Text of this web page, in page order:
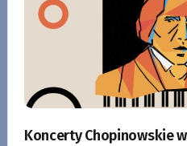
Koncerty Chopinowskie